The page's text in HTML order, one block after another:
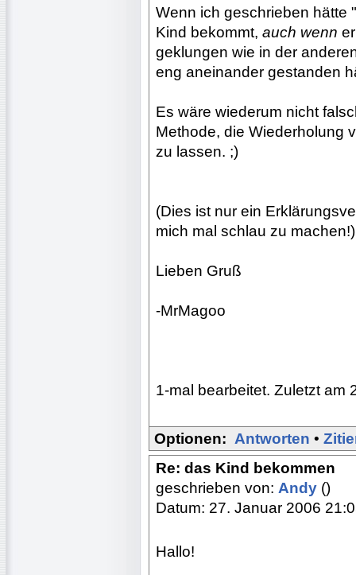
Wenn ich geschrieben hätte
Kind bekommt, auch wenn
geklungen wie in der
eng aneinander gestanden
Es wäre wiederum nicht
Methode, die Wiederholung
zu lassen. ;)
(Dies ist nur ein
mich mal schlau zu machen!)
Lieben Gruß
-MrMagoo
1-mal bearbeitet. Zuletzt am
Optionen: Antworten •
Re: das Kind bekommen
geschrieben von: Andy ()
Datum: 27. Januar 2006
Hallo!